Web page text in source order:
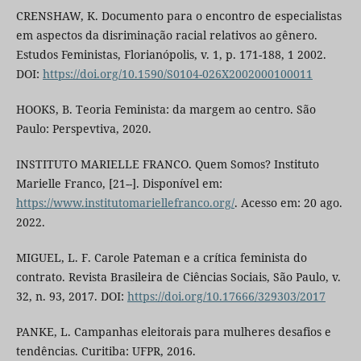
CRENSHAW, K. Documento para o encontro de especialistas
em aspectos da disriminação racial relativos ao gênero.
Estudos Feministas, Florianópolis, v. 1, p. 171-188, 1 2002.
DOI: https://doi.org/10.1590/S0104-026X2002000100011
HOOKS, B. Teoria Feminista: da margem ao centro. São
Paulo: Perspevtiva, 2020.
INSTITUTO MARIELLE FRANCO. Quem Somos? Instituto
Marielle Franco, [21--]. Disponível em:
https://www.institutomariellefranco.org/. Acesso em: 20 ago.
2022.
MIGUEL, L. F. Carole Pateman e a crítica feminista do
contrato. Revista Brasileira de Ciências Sociais, São Paulo, v.
32, n. 93, 2017. DOI: https://doi.org/10.17666/329303/2017
PANKE, L. Campanhas eleitorais para mulheres desafios e
tendências. Curitiba: UFPR, 2016.